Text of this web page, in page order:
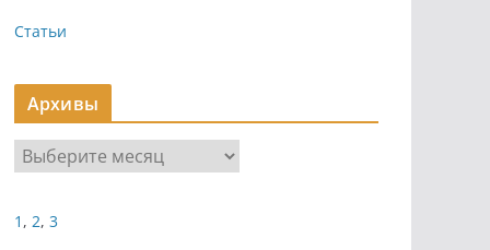
Статьи
Архивы
р
и
1 , 2, 3